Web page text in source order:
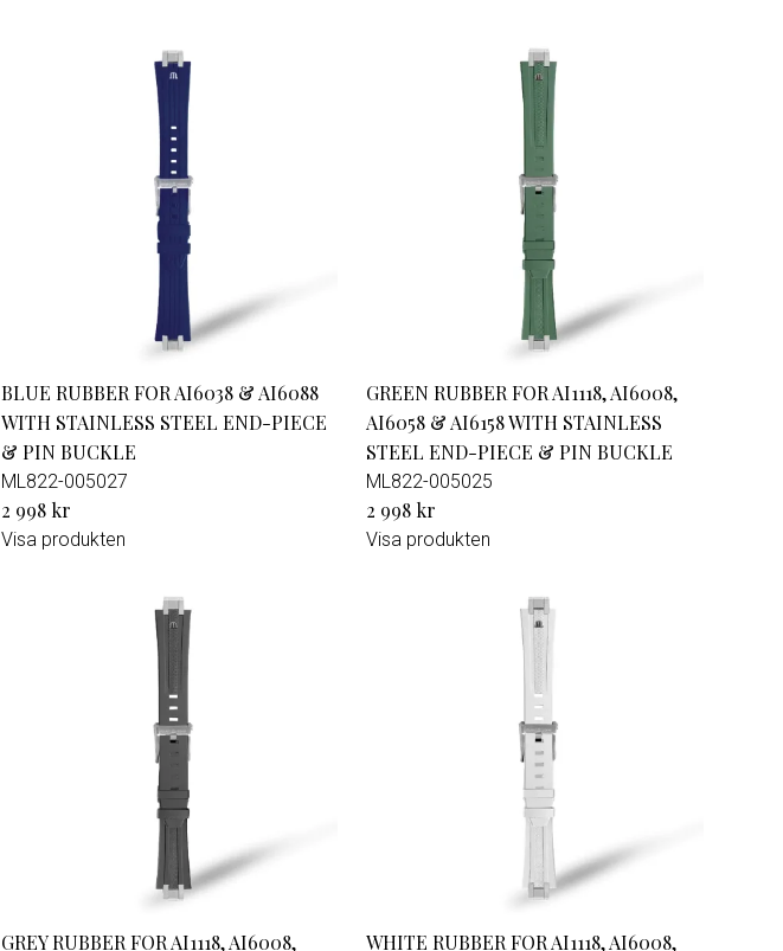
BLUE RUBBER FOR AI6038 & AI6088
WITH STAINLESS STEEL END-PIECE
& PIN BUCKLE
ML822-005027
2 998 kr
Visa produkten
GREEN RUBBER FOR AI1118, AI6008,
AI6058 & AI6158 WITH STAINLESS
STEEL END-PIECE & PIN BUCKLE
ML822-005025
2 998 kr
Visa produkten
GREY RUBBER FOR AI1118, AI6008, WHITE RUBBER FOR AI1118, AI6008,